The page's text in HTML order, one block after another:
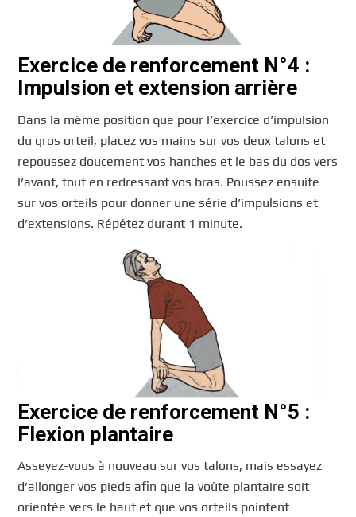
Exercice de renforcement N°4 :
Impulsion et extension arrière
Dans la même position que pour l’exercice d’impulsion
du gros orteil, placez vos mains sur vos deux talons et
repoussez doucement vos hanches et le bas du dos vers
l’avant, tout en redressant vos bras. Poussez ensuite
sur vos orteils pour donner une série d’impulsions et
d’extensions. Répétez durant 1 minute.
Exercice de renforcement N°5 :
Flexion plantaire
Asseyez-vous à nouveau sur vos talons, mais essayez
d’allonger vos pieds afin que la voûte plantaire soit
orientée vers le haut et que vos orteils pointent